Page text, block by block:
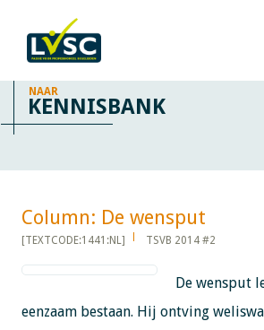
NAAR
KENNISBANK
Column: De wensput​​​​​​
[TEXTCODE:1441:NL] TSVB 2014 #2
De wensput
eenzaam bestaan. Hij ontving